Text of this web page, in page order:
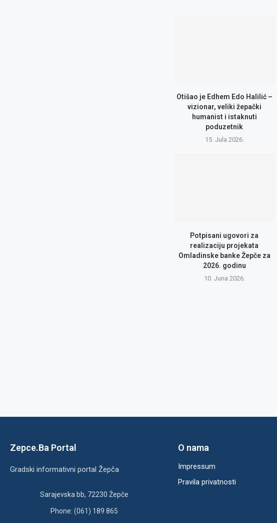
Otišao je Edhem Edo Halilić –
vizionar, veliki žepački
humanist i istaknuti
poduzetnik
15. Jula 2026.
Potpisani ugovori za
realizaciju projekata
Omladinske banke Žepče za
2026. godinu
10. Juna 2026.
Zepce.Ba Portal
Gradski informativni portal Žepča
Sarajevska bb, 72230 Žepče
Phone: (061) 189 865
O nama
Impressum
Pravila privatnosti